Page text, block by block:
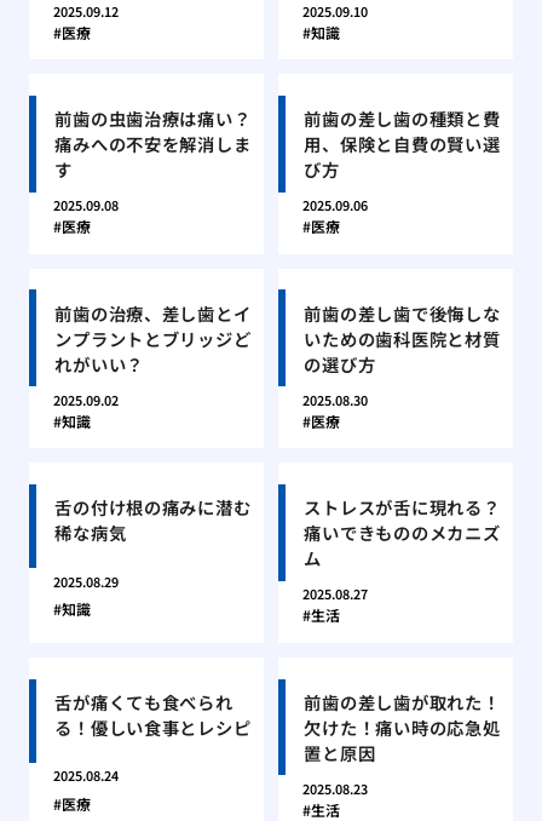
2025.09.12
医療
2025.09.10
知識
前歯の虫歯治療は痛い？
痛みへの不安を解消しま
す
2025.09.08
医療
前歯の差し歯の種類と費
用、保険と自費の賢い選
び方
2025.09.06
医療
前歯の治療、差し歯とイ
ンプラントとブリッジど
れがいい？
2025.09.02
知識
前歯の差し歯で後悔しな
いための歯科医院と材質
の選び方
2025.08.30
医療
舌の付け根の痛みに潜む
稀な病気
2025.08.29
知識
ストレスが舌に現れる？
痛いできもののメカニズ
ム
2025.08.27
生活
舌が痛くても食べられ
る！優しい食事とレシピ
2025.08.24
医療
前歯の差し歯が取れた！
欠けた！痛い時の応急処
置と原因
2025.08.23
生活